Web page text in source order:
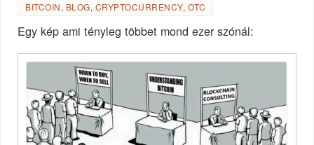
BITCOIN, BLOG, CRYPTOCURRENCY, OTC
Egy kép ami tényleg többet mond ezer szónál: